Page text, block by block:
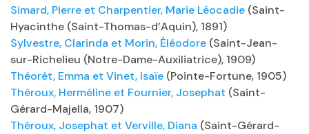
Simard, Pierre et Charpentier, Marie Léocadie (Saint-
Hyacinthe (Saint-Thomas-d’Aquin), 1891)
Sylvestre, Clarinda et Morin, Éléodore (Saint-Jean-
sur-Richelieu (Notre-Dame-Auxiliatrice), 1909)
Théorêt, Emma et Vinet, Isaïe (Pointe-Fortune, 1905)
Théroux, Herméline et Fournier, Josephat (Saint-
Gérard-Majella, 1907)
Théroux, Josephat et Verville, Diana (Saint-Gérard-